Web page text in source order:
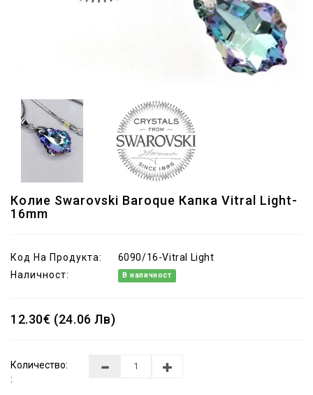
Колие Swarovski Baroque Капка Vitral Light-
16mm
Код На Продукта:
6090/16-Vitral Light
Наличност:
В наличност
12.30€ (24.06 Лв)
Количество:
: